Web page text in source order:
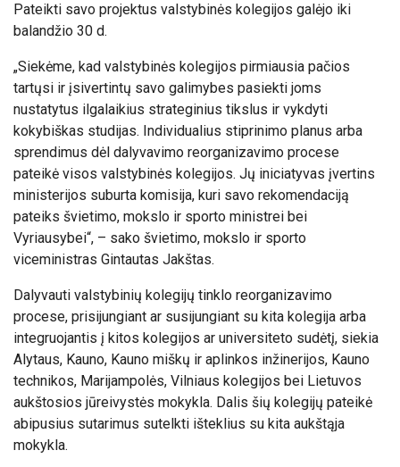
Pateikti savo projektus valstybinės kolegijos galėjo iki
balandžio 30 d.
„Siekėme, kad valstybinės kolegijos pirmiausia pačios
tartųsi ir įsivertintų savo galimybes pasiekti joms
nustatytus ilgalaikius strateginius tikslus ir vykdyti
kokybiškas studijas. Individualius stiprinimo planus arba
sprendimus dėl dalyvavimo reorganizavimo procese
pateikė visos valstybinės kolegijos. Jų iniciatyvas įvertins
ministerijos suburta komisija, kuri savo rekomendaciją
pateiks švietimo, mokslo ir sporto ministrei bei
Vyriausybei“, – sako švietimo, mokslo ir sporto
viceministras Gintautas Jakštas.
Dalyvauti valstybinių kolegijų tinklo reorganizavimo
procese, prisijungiant ar susijungiant su kita kolegija arba
integruojantis į kitos kolegijos ar universiteto sudėtį, siekia
Alytaus, Kauno, Kauno miškų ir aplinkos inžinerijos, Kauno
technikos, Marijampolės, Vilniaus kolegijos bei Lietuvos
aukštosios jūreivystės mokykla. Dalis šių kolegijų pateikė
abipusius sutarimus sutelkti išteklius su kita aukštąja
mokykla.